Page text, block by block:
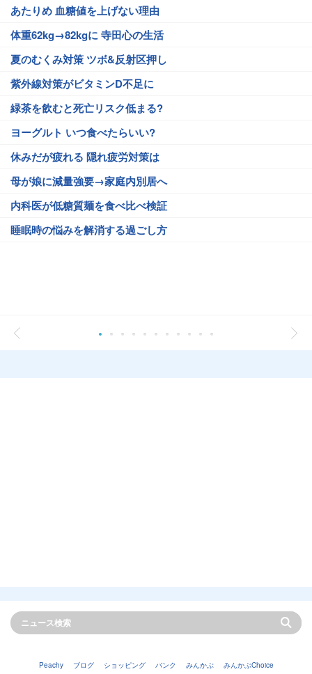
あたりめ 血糖値を上げない理由
体重62kg→82kgに 寺田心の生活
夏のむくみ対策 ツボ&反射区押し
紫外線対策がビタミンD不足に
緑茶を飲むと死亡リスク低まる?
ヨーグルト いつ食べたらいい?
休みだが疲れる 隠れ疲労対策は
母が娘に減量強要→家庭内別居へ
内科医が低糖質麺を食べ比べ検証
睡眠時の悩みを解消する過ごし方
Peachy ブログ ショッピング バンク みんかぶ みんかぶChoice